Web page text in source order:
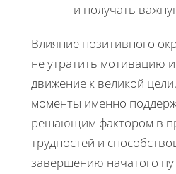
и получать
Влияние позитивного
не утратить мотивацию
движение к великой
моменты именно
решающим фактором в
трудностей и
завершению начатого